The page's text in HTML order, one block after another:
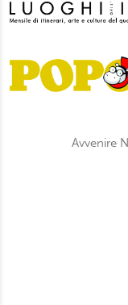
presente in ogni
informazioni sul
Avvenire